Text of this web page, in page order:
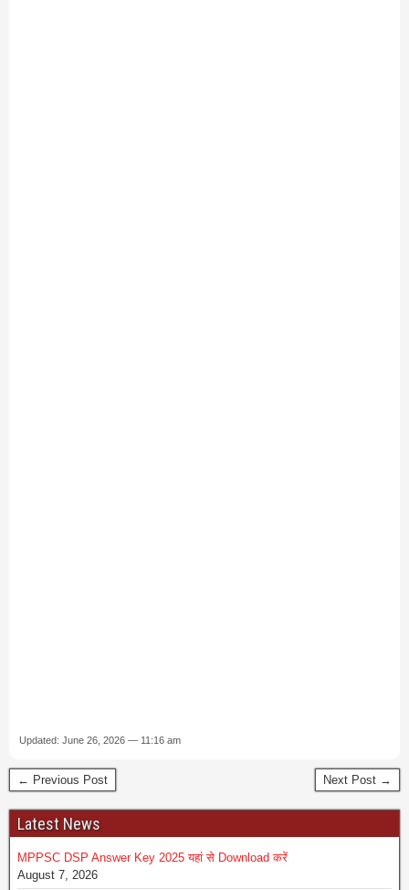
Updated: June 26, 2026 — 11:16 am
← Previous Post Next Post →
Latest News
MPPSC DSP Answer Key 2025 यहां से Download करें
August 7, 2026